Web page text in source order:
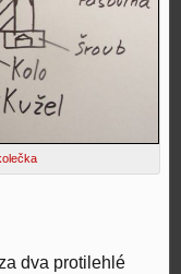
dva protilehlé